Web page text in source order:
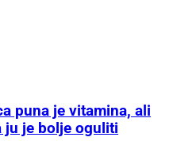
puna je vitamina, ali
ju je bolje oguliti